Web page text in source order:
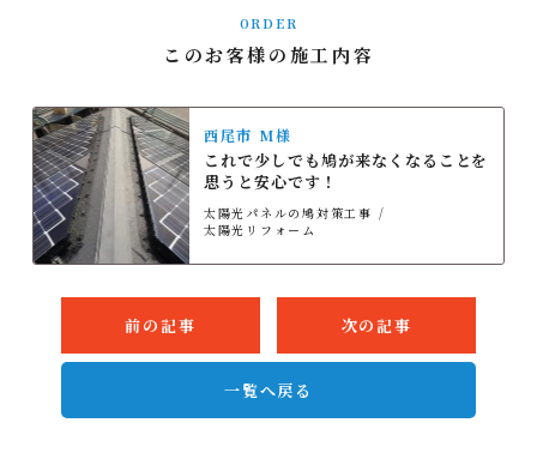
ORDER
このお客様の施工内容
西尾市 M様
これで少しでも鳩が来なくなることを
思うと安心です！
太陽光パネルの鳩対策工事
太陽光リフォーム
前の記事 次の記事
一覧へ戻る